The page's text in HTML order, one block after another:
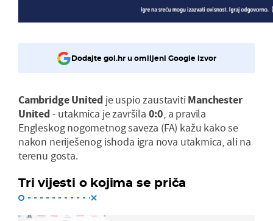
Dodajte gol.hr u omiljeni Google izvor
Cambridge United je uspio zaustaviti Manchester
United- utakmica je završila 0:0, a pravila
Engleskog nogometnog saveza (FA) kažu kako se
nakon neriješenog ishoda igra nova utakmica, ali na
terenu gosta.
Tri vijesti o kojima se priča